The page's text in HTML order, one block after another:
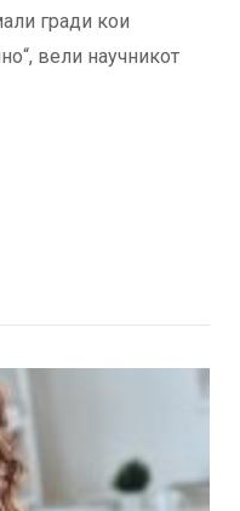
гради кои
вели научникот